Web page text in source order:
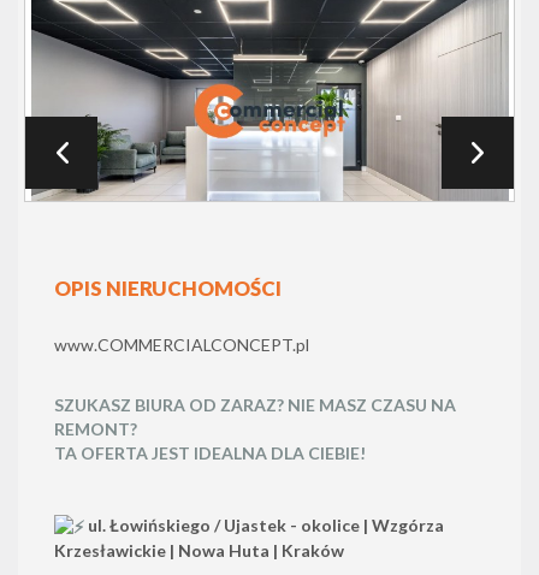
OPIS NIERUCHOMOŚCI
www.COMMERCIALCONCEPT.pl
SZUKASZ BIURA OD ZARAZ? NIE MASZ CZASU NA
REMONT?
TA OFERTA JEST IDEALNA DLA CIEBIE!
ul. Łowińskiego / Ujastek - okolice | Wzgórza
Krzesławickie | Nowa Huta | Kraków